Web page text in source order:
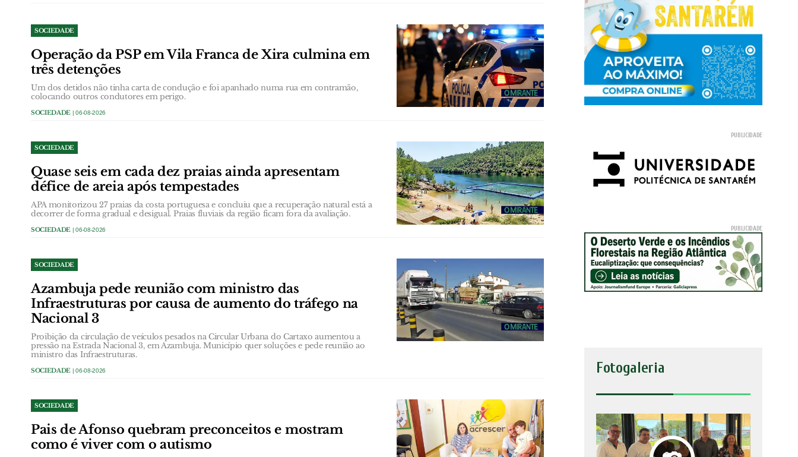
SOCIEDADE
Operação da PSP em Vila Franca de Xira culmina em
três detenções
Um dos detidos não tinha carta de condução e foi apanhado numa rua em contramão,
colocando outros condutores em perigo.
SOCIEDADE | 06-08-2026
SOCIEDADE
Quase seis em cada dez praias ainda apresentam
défice de areia após tempestades
APA monitorizou 27 praias da costa portuguesa e concluiu que a recuperação natural está a
decorrer de forma gradual e desigual. Praias fluviais da região ficam fora da avaliação.
SOCIEDADE | 06-08-2026
SOCIEDADE
Azambuja pede reunião com ministro das
Infraestruturas por causa de aumento do tráfego na
Nacional 3
Proibição da circulação de veículos pesados na Circular Urbana do Cartaxo aumentou a
pressão na Estrada Nacional 3, em Azambuja. Município quer soluções e pede reunião ao
ministro das Infraestruturas.
SOCIEDADE | 06-08-2026
SOCIEDADE
Pais de Afonso quebram preconceitos e mostram
como é viver com o autismo
Fotogaleria